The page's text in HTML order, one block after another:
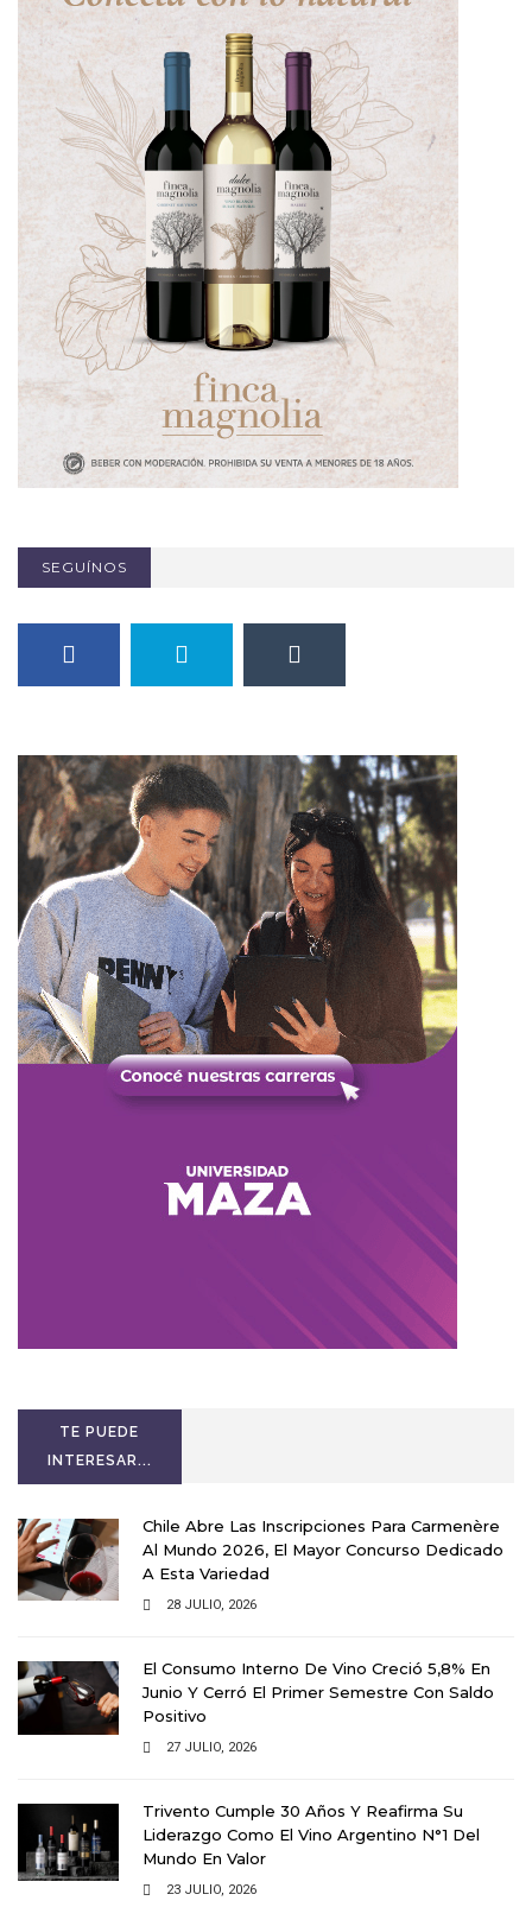
SEGUÍNOS
TE PUEDE
INTERESAR...
Chile Abre Las Inscripciones Para Carmenère
Al Mundo 2026, El Mayor Concurso Dedicado
A Esta Variedad
28 JULIO, 2026
El Consumo Interno De Vino Creció 5,8% En
Junio Y Cerró El Primer Semestre Con Saldo
Positivo
27 JULIO, 2026
Trivento Cumple 30 Años Y Reafirma Su
Liderazgo Como El Vino Argentino N°1 Del
Mundo En Valor
23 JULIO, 2026